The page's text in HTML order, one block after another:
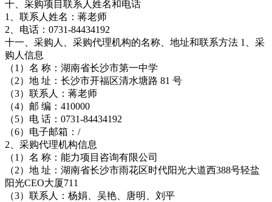
十、采购项目联系人姓名和电话
1、联系人姓名：蒋老师
2、电话：0731-84434192
十一、采购人、采购代理机构的名称、地址和联系方法 1、采
购人信息
（1）名 称：湖南省长沙市第一中学
（2）地 址：长沙市开福区清水塘路 81 号
（3）联系人：蒋老师
（4）邮 编：410000
（5）电 话：0731-84434192
（6）电子邮箱：/
2、采购代理机构信息
（1）名 称：能力项目咨询有限公司
（2）地 址：湖南省长沙市雨花区时代阳光大道西388号轻盐
阳光CEO大厦711
（3）联系人：杨娟、吴艳、唐明、刘平